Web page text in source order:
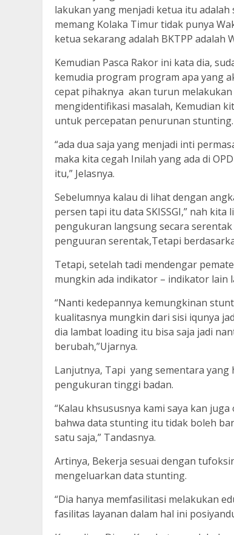
lakukan yang menjadi ketua itu
memang Kolaka Timur tidak punya
ketua sekarang adalah BKTPP adalah
Kemudian Pasca Rakor ini kata dia,
kemudia program program apa yang
cepat pihaknya akan turun melakukan
mengidentifikasi masalah, Kemudian
untuk percepatan penurunan stunting.
“ada dua saja yang menjadi inti
maka kita cegah Inilah yang ada di
itu,” Jelasnya.
Sebelumnya kalau di lihat dengan
persen tapi itu data SKISSGI,” nah
pengukuran langsung secara
penguuran serentak,Tetapi
Tetapi, setelah tadi mendengar
mungkin ada indikator – indikator lain
“Nanti kedepannya kemungkinan
kualitasnya mungkin dari sisi iqunya
dia lambat loading itu bisa saja jadi
berubah,”Ujarnya.
Lanjutnya, Tapi yang sementara yang
pengukuran tinggi badan.
“Kalau khsususnya kami saya kan
bahwa data stunting itu tidak boleh
satu saja,” Tandasnya.
Artinya, Bekerja sesuai dengan
mengeluarkan data stunting.
“Dia hanya memfasilitasi melakukan
fasilitas layanan dalam hal ini